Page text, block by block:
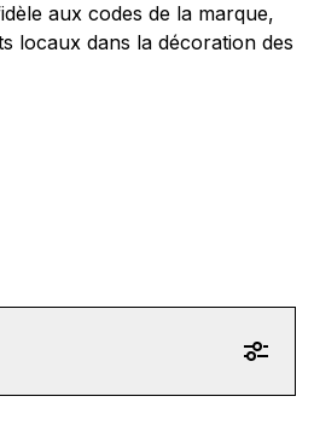
aux codes de la marque,
locaux dans la décoration des